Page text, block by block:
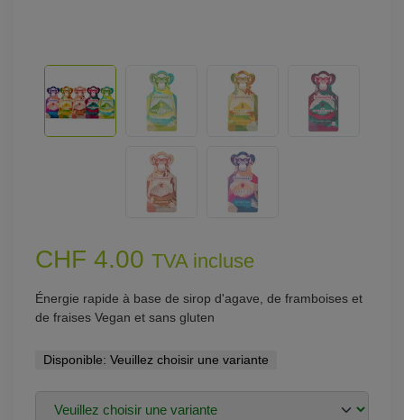
CHF 4.00 TVA incluse
Énergie rapide à base de sirop d'agave, de framboises et
de fraises Vegan et sans gluten
Disponible: Veuillez choisir une variante